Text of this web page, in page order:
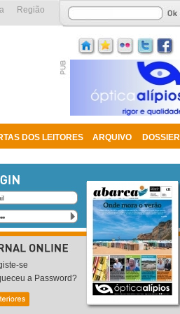
DOS LEITORES ARQUIVO
Região
se
a Password?